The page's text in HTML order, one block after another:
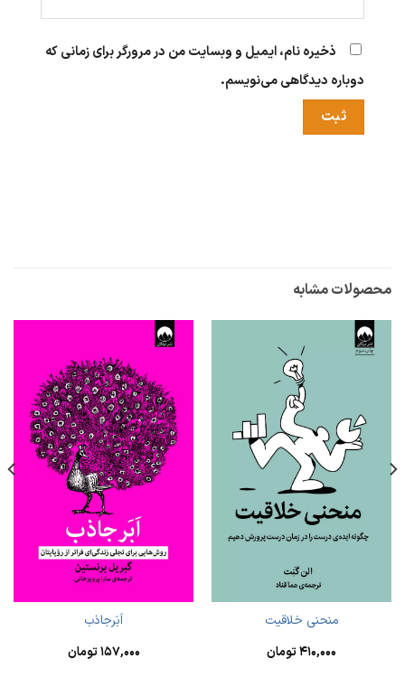
ذخیره نام، ایمیل و وبسایت من در مرورگر برای زمانی که
دوباره دیدگاهی می‌نویسم.
محصولات مشابه
منحنی خلاقیت
۴۱۰,۰۰۰تومان
اَبَرجاذب
۱۵۷,۰۰۰تومان